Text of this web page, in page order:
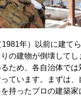
年）以前に建て
の建物が倒壊して
ため、各自治体で
ています。まずは
持ったプロの建築家